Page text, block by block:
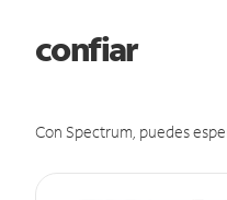
confiar
Con Spectrum, puedes